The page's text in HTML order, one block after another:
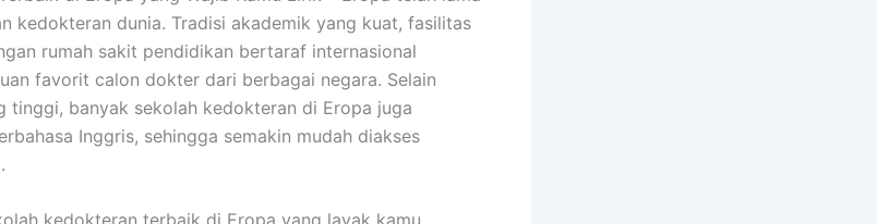
kedokteran dunia. Tradisi akademik yang kuat, fasilitas
rumah sakit pendidikan bertaraf internasional
favorit calon dokter dari berbagai negara. Selain
tinggi, banyak sekolah kedokteran di Eropa juga
Inggris, sehingga semakin mudah diakses